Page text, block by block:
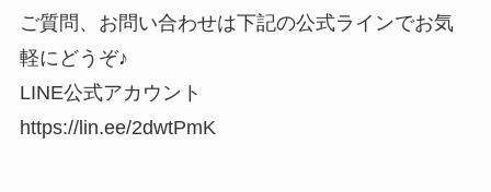
ご質問、お問い合わせは下記の公式ラインでお気
軽にどうぞ♪
LINE公式アカウント
https://lin.ee/2dwtPmK